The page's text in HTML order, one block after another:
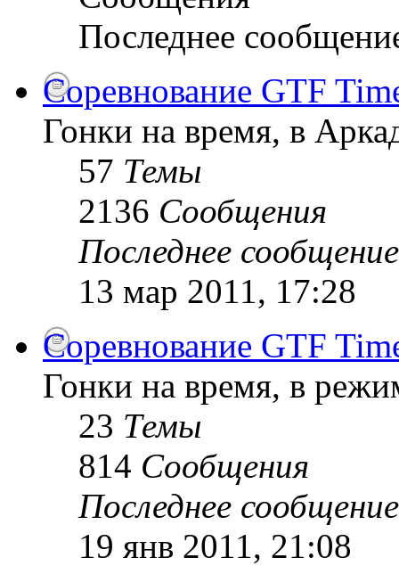
Последнее
Соревнование GTF
Гонки на время, в
57 Темы
2136 Сообщения
Последнее сообщение
13 мар 2011, 17:28
Соревнование GTF
Гонки на время, в
23 Темы
814 Сообщения
Последнее сообщение
19 янв 2011, 21:08